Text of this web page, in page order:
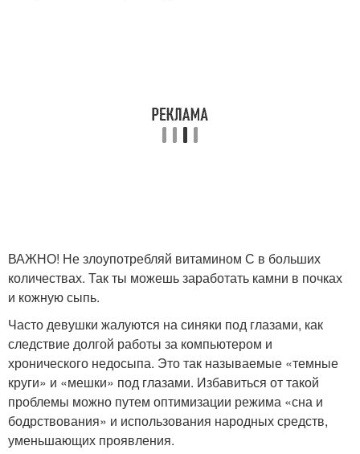
ВАЖНО! Не злоупотребляй витамином С в больших
количествах. Так ты можешь заработать камни в почках
и кожную сыпь.
Часто девушки жалуются на синяки под глазами, как
следствие долгой работы за компьютером и
хронического недосыпа. Это так называемые «темные
круги» и «мешки» под глазами. Избавиться от такой
проблемы можно путем оптимизации режима «сна и
бодрствования» и использования народных средств,
уменьшающих проявления.